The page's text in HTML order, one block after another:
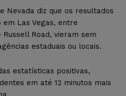
Nevada diz que os resultados
em Las Vegas, entre
Road, vieram sem
estaduais ou locais.
estatísticas positivas,
em até 12 minutos mais